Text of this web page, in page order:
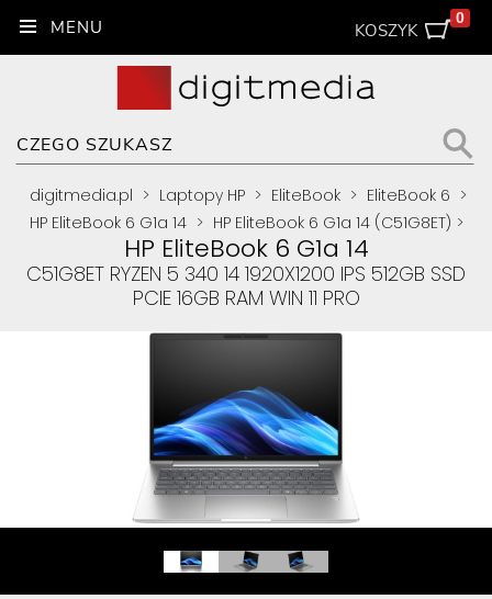
KOSZYK
0
digitmedia.pl > Laptopy HP > EliteBook > EliteBook 6 >
HP EliteBook 6 G1a 14 > HP EliteBook 6 G1a 14 (C51G8ET) >
HP EliteBook 6 G1a 14
C51G8ET RYZEN 5 340 14 1920X1200 IPS 512GB SSD
PCIE 16GB RAM WIN 11 PRO